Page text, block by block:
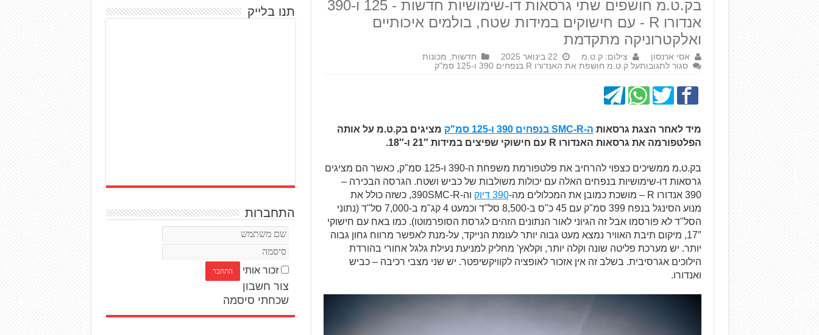
בק.ט.מ חושפים שתי גרסאות דו-שימושיות חדשות - 125 ו-390
אנדורו R - עם חישוקים במידות שטח, בולמים איכותיים
ואלקטרוניקה מתקדמת
אסי ארנסון צילום: ק.ט.מ 22 בינואר 2025 חדשות, מכונות
סגור לתגובותעל ק.ט.מ חושפת את האנדורו R בנפחים 390 ו-125 סמ"ק
מיד לאחר הצגת גרסאות ה-SMC-R בנפחים 390 ו-125 סמ"ק
מציגים בק.ט.מ על אותה
הפלטפורמה את גרסאות האנדורו R עם חישוקי שפיצים במידות 21″ ו-18″.
בק.ט.מ ממשיכים כצפוי להרחיב את פלטפורמת משפחת ה-390 ו-125 סמ"ק, כאשר הם מציגים
גרסאות דו-שימושיות בנפחים האלה עם יכולות משולבות של כביש ושטח. הגרסה הבכירה –
390 אנדורו R – מושכת כמובן את המכלולים מה-
390 דיוק
וה-390SMC-R, כשזה כולל את
מנוע הסינגל בנפח 399 סמ"ק עם 45 כ"ס ב-8,500 סל"ד וכמעט 4 קג"מ ב-7,000 סל"ד (נתוני
הסל"ד לא פורסמו אבל זה הגיוני לאור הנתונים הזהים לגרסת הסופרמוטו). כמו באח עם חישוקי
17″, מיקום תיבת האוויר נמצא מעט גבוה יותר לעומת הנייקד, על-מנת לאפשר מרווח גחון גבוה
יותר. יש מערכת פליטה שונה וקלה יותר, וקלאץ' מחליק למניעת נעילת גלגל אחורי בהורדת
הילוכים אגרסיבית. בשלב זה אין אזכור לאופציה לקוויקשיפטר. יש שני מצבי רכיבה – כביש
ואנדורו.
תנו בלייק
התחברות
זכור אותי
צור חשבון
שכחתי סיסמה